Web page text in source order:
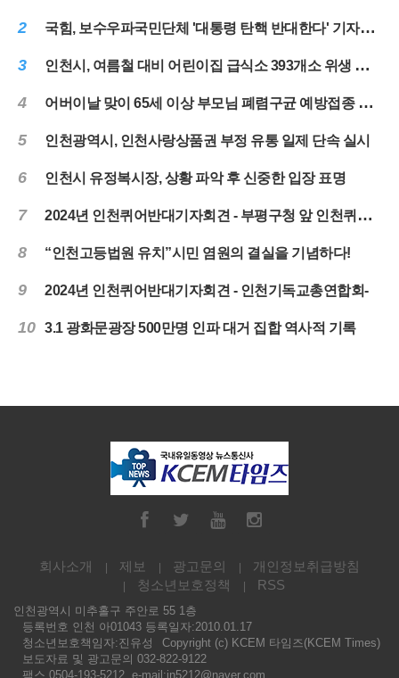
2 국힘, 보수우파국민단체 '대통령 탄핵 반대한다' 기자회견
3 인천시, 여름철 대비 어린이집 급식소 393개소 위생 점검 실시
4 어버이날 맞이 65세 이상 부모님 폐렴구균 예방접종 당부
5 인천광역시, 인천사랑상품권 부정 유통 일제 단속 실시
6 인천시 유정복시장, 상황 파악 후 신중한 입장 표명
7 2024년 인천퀴어반대기자회견 - 부평구청 앞 인천퀴어대책본부-
8 “인천고등법원 유치”시민 염원의 결실을 기념하다!
9 2024년 인천퀴어반대기자회견 - 인천기독교총연합회-
10 3.1 광화문광장 500만명 인파 대거 집합 역사적 기록
회사소개 제보 광고문의
개인정보취급방침
청소년보호정책
RSS
인천광역시 미추홀구 주안로 55 1층
등록번호 인천 아01043 등록일자:2010.01.17
청소년보호책임자:진유성
Copyright (c) KCEM 타임즈(KCEM Times)
보도자료 및 광고문의 032-822-9122
팩스 0504-193-5212, e-mail:in5212@naver.com